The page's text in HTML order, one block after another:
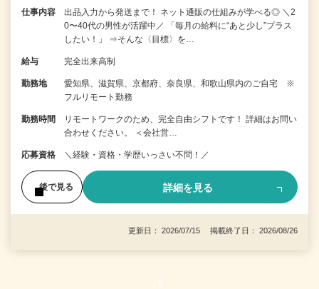
仕事内容
出品入力から発送まで！ ネット通販の仕組みが学べる◎ ＼2
0〜40代の男性が活躍中／ 「毎月の給料に“あと少し”プラス
したい！」 ⇒そんな〈目標〉を…
給与 完全出来高制
勤務地
愛知県、滋賀県、京都府、奈良県、和歌山県内のご自宅 ※
フルリモート勤務
勤務時間
リモートワークのため、完全自由シフトです！ 詳細はお問い
合わせください。 ＜会社営…
応募資格 ＼経験・資格・学歴いっさい不問！／
後で見る 詳細を見る
更新日： 2026/07/15 掲載終了日： 2026/08/26
1